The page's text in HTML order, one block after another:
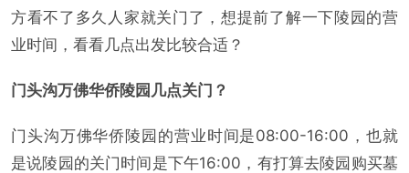
方看不了多久人家就关门了，想提前了解一下陵园的营
业时间，看看几点出发比较合适？
门头沟万佛华侨陵园几点关门？
门头沟万佛华侨陵园的营业时间是08:00-16:00，也就
是说陵园的关门时间是下午16:00，有打算去陵园购买墓